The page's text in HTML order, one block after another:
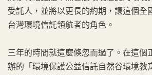
受託人，並將以更長的約期，讓這個全
台灣環境信託領航者的角色。
三年的時間就這麼倏忽而過了。在這個
辦的「環境保護公益信託自然谷環境教